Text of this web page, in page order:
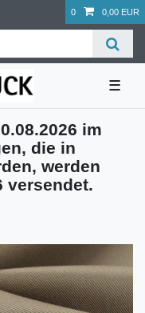
0 0,00 EUR
☰
im
die in
werden
versendet.